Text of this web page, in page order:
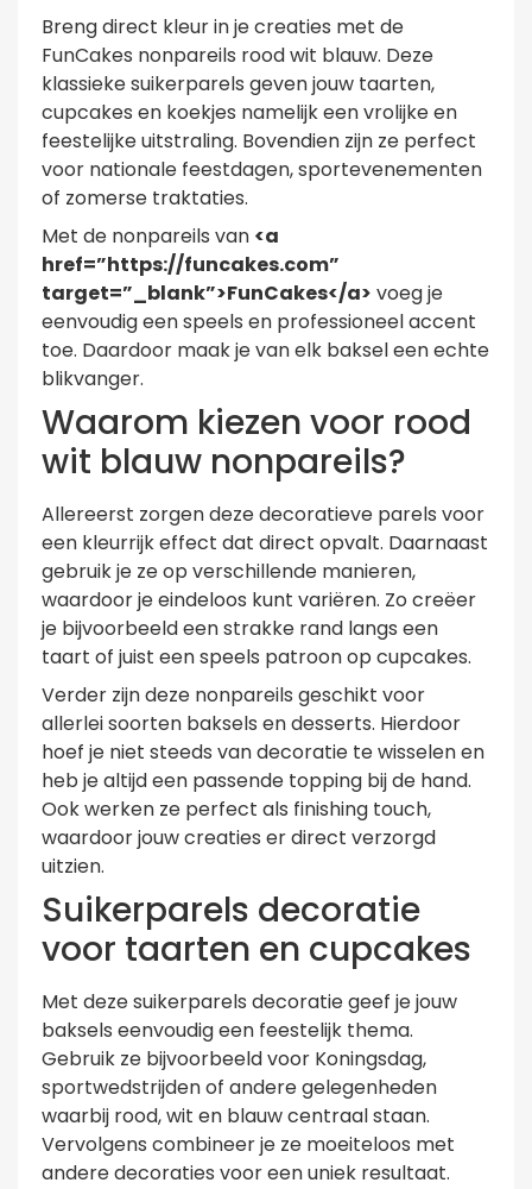
Breng direct kleur in je creaties met de
FunCakes nonpareils rood wit blauw. Deze
klassieke suikerparels geven jouw taarten,
cupcakes en koekjes namelijk een vrolijke en
feestelijke uitstraling. Bovendien zijn ze perfect
voor nationale feestdagen, sportevenementen
of zomerse traktaties.
Met de nonpareils van <a
href=”https://funcakes.com”
target=”_blank”>FunCakes</a> voeg je
eenvoudig een speels en professioneel accent
toe. Daardoor maak je van elk baksel een echte
blikvanger.
Waarom kiezen voor rood
wit blauw nonpareils?
Allereerst zorgen deze decoratieve parels voor
een kleurrijk effect dat direct opvalt. Daarnaast
gebruik je ze op verschillende manieren,
waardoor je eindeloos kunt variëren. Zo creëer
je bijvoorbeeld een strakke rand langs een
taart of juist een speels patroon op cupcakes.
Verder zijn deze nonpareils geschikt voor
allerlei soorten baksels en desserts. Hierdoor
hoef je niet steeds van decoratie te wisselen en
heb je altijd een passende topping bij de hand.
Ook werken ze perfect als finishing touch,
waardoor jouw creaties er direct verzorgd
uitzien.
Suikerparels decoratie
voor taarten en cupcakes
Met deze suikerparels decoratie geef je jouw
baksels eenvoudig een feestelijk thema.
Gebruik ze bijvoorbeeld voor Koningsdag,
sportwedstrijden of andere gelegenheden
waarbij rood, wit en blauw centraal staan.
Vervolgens combineer je ze moeiteloos met
andere decoraties voor een uniek resultaat.